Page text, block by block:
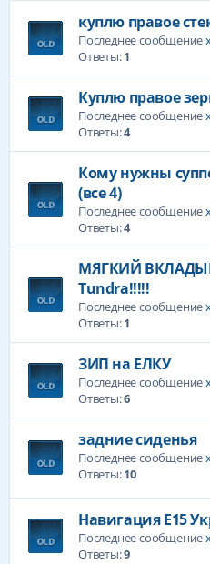
куплю правое
Последнее сообщение
Ответы:1
Куплю правое
Последнее сообщение
Ответы:4
Кому нужны
(все 4)
Последнее сообщение
Ответы:4
МЯГКИЙ ВКЛАДЫШ
Tundra!!!!!
Последнее сообщение
Ответы:1
ЗИП на ЕЛКУ
Последнее сообщение
Ответы:6
задние сиденья
Последнее сообщение
Ответы:10
Навигация E15
Последнее сообщение
Ответы:9